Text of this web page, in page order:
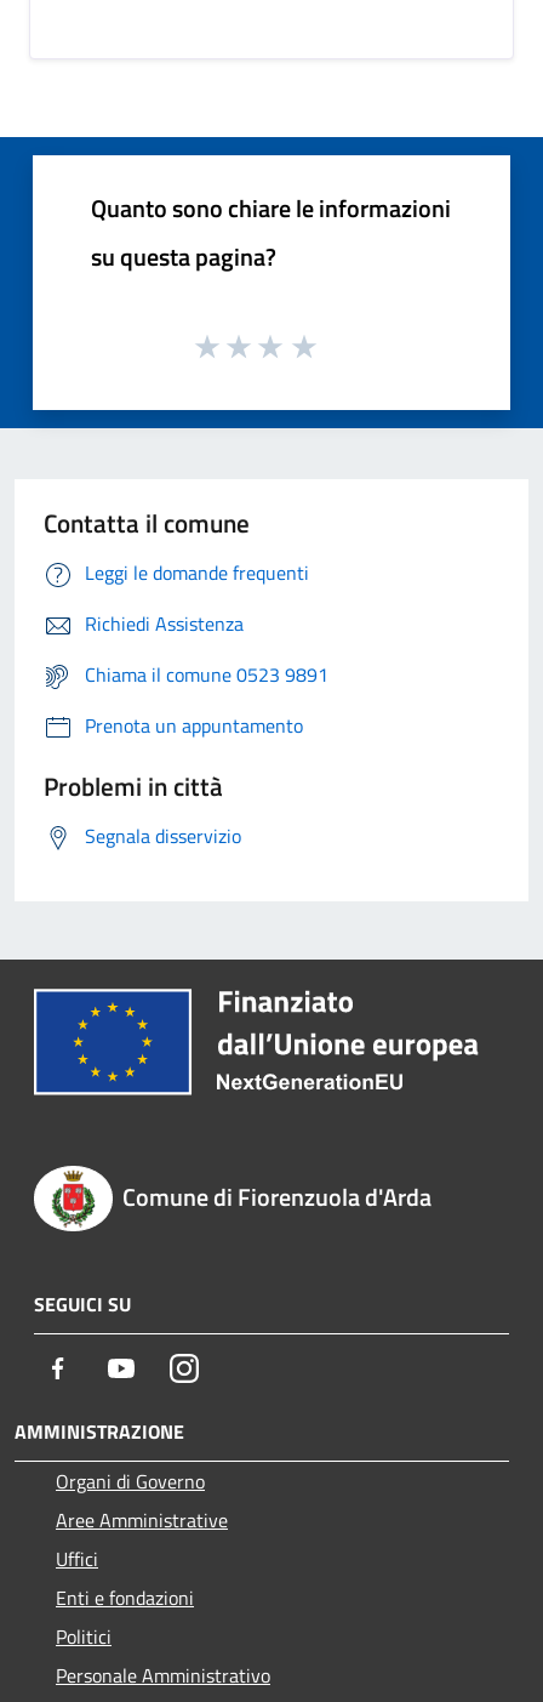
Quanto sono chiare le informazioni
su questa pagina?
Contatta il comune
Leggi le domande frequenti
Richiedi Assistenza
Chiama il comune 0523 9891
Prenota un appuntamento
Problemi in città
Segnala disservizio
Comune di Fiorenzuola d'Arda
SEGUICI SU
Facebook YoutubeInstagram
AMMINISTRAZIONE
Organi di Governo
Aree Amministrative
Uffici
Enti e fondazioni
Politici
Personale Amministrativo